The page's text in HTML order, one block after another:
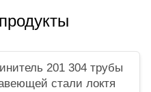
201 304 трубы
стали локтя